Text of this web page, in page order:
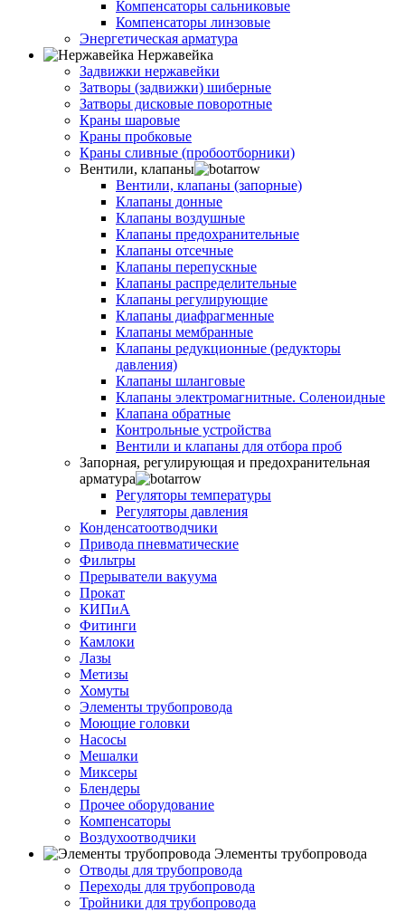
Компенсаторы сальниковые
Компенсаторы линзовые
Энергетическая арматура
Нержавейка
Задвижки нержавейки
Затворы (задвижки) шиберные
Затворы дисковые поворотные
Краны шаровые
Краны пробковые
Краны сливные (пробоотборники)
Вентили, клапаны
Вентили, клапаны (запорные)
Клапаны донные
Клапаны воздушные
Клапаны предохранительные
Клапаны отсечные
Клапаны перепускные
Клапаны распределительные
Клапаны регулирующие
Клапаны диафрагменные
Клапаны мембранные
Клапаны редукционные (редукторы
давления)
Клапаны шланговые
Клапаны электромагнитные. Соленоидные
Клапана обратные
Контрольные устройства
Вентили и клапаны для отбора проб
Запорная, регулирующая и предохранительная
арматура
Регуляторы температуры
Регуляторы давления
Конденсатоотводчики
Привода пневматические
Фильтры
Прерыватели вакуума
Прокат
КИПиА
Фитинги
Камлоки
Лазы
Метизы
Хомуты
Элементы трубопровода
Моющие головки
Насосы
Мешалки
Миксеры
Блендеры
Прочее оборудование
Компенсаторы
Воздухоотводчики
Элементы трубопровода
Отводы для трубопровода
Переходы для трубопровода
Тройники для трубопровода